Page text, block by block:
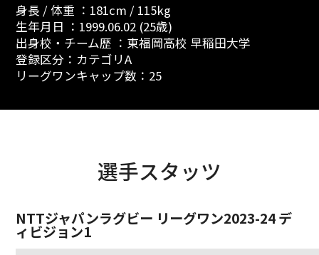
身長 / 体重 ：181cm / 115kg
生年月日 ：1999.06.02 (25歳)
出身校・チーム歴 ：東福岡高校 早稲田大学
登録区分：カテゴリA
リーグワンキャップ数：25
選手スタッツ
NTTジャパンラグビー リーグワン2023-24 デ
ィビジョン1